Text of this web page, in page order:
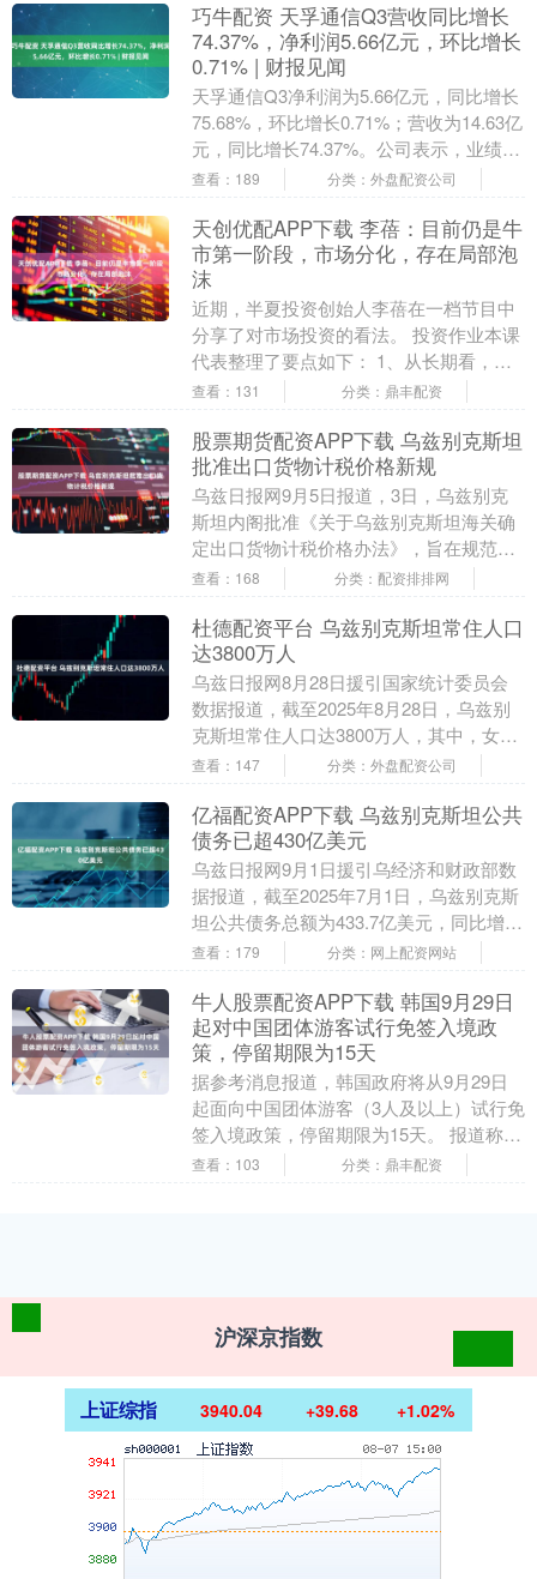
巧牛配资 天孚通信Q3营收同比增长
74.37%，净利润5.66亿元，环比增长
0.71% | 财报见闻
天孚通信Q3净利润为5.66亿元，同比增长
75.68%，环比增长0.71%；营收为14.63亿
元，同比增长74.37%。公司表示，业绩增
长“主要是受益于人工智能....
查看：189 分类：外盘配资公司
天创优配APP下载 李蓓：目前仍是牛
市第一阶段，市场分化，存在局部泡
沫
近期，半夏投资创始人李蓓在一档节目中
分享了对市场投资的看法。 投资作业本课
代表整理了要点如下： 1、从长期看，股
票上涨趋势仍处于前半段。到目前为止，
查看：131 分类：鼎丰配资
股票期货配资APP下载 乌兹别克斯坦
批准出口货物计税价格新规
乌兹日报网9月5日报道，3日，乌兹别克
斯坦内阁批准《关于乌兹别克斯坦海关确
定出口货物计税价格办法》，旨在规范计
价程序、减少主观随意性并提高透明度。
查看：168 分类：配资排排网
杜德配资平台 乌兹别克斯坦常住人口
达3800万人
乌兹日报网8月28日援引国家统计委员会
数据报道，截至2025年8月28日，乌兹别
克斯坦常住人口达3800万人，其中，女性
约1886.3万人、男性约1913.7万....
查看：147 分类：外盘配资公司
亿福配资APP下载 乌兹别克斯坦公共
债务已超430亿美元
乌兹日报网9月1日援引乌经济和财政部数
据报道，截至2025年7月1日，乌兹别克斯
坦公共债务总额为433.7亿美元，同比增长
1.84%。公共债务占GDP比重自33....
查看：179 分类：网上配资网站
牛人股票配资APP下载 韩国9月29日
起对中国团体游客试行免签入境政
策，停留期限为15天
据参考消息报道，韩国政府将从9月29日
起面向中国团体游客（3人及以上）试行免
签入境政策，停留期限为15天。 报道称，
韩国法务部、文化体育观光部、外交部、
查看：103 分类：鼎丰配资
沪深京指数
上证综指 3940.04 +39.68 +1.02%